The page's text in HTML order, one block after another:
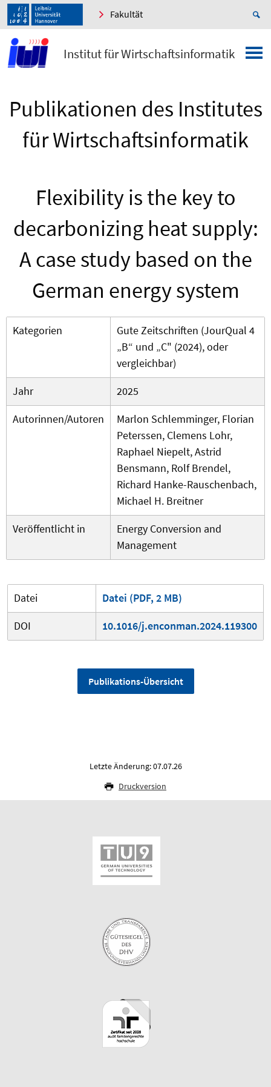
Fakultät
Institut für Wirtschaftsinformatik
Publikationen des Institutes
für Wirtschaftsinformatik
Flexibility is the key to
decarbonizing heat supply:
A case study based on the
German energy system
Kategorien
Gute Zeitschriften (JourQual 4
„B“ und „C" (2024), oder
vergleichbar)
Jahr
2025
Autorinnen/Autoren
Marlon Schlemminger, Florian
Peterssen, Clemens Lohr,
Raphael Niepelt, Astrid
Bensmann, Rolf Brendel,
Richard Hanke-Rauschenbach,
Michael H. Breitner
Veröffentlicht in
Energy Conversion and
Management
Datei
Datei (PDF, 2 MB)
DOI
10.1016/j.enconman.2024.119300
Publikations-Übersicht
Letzte Änderung: 07.07.26
Druckversion